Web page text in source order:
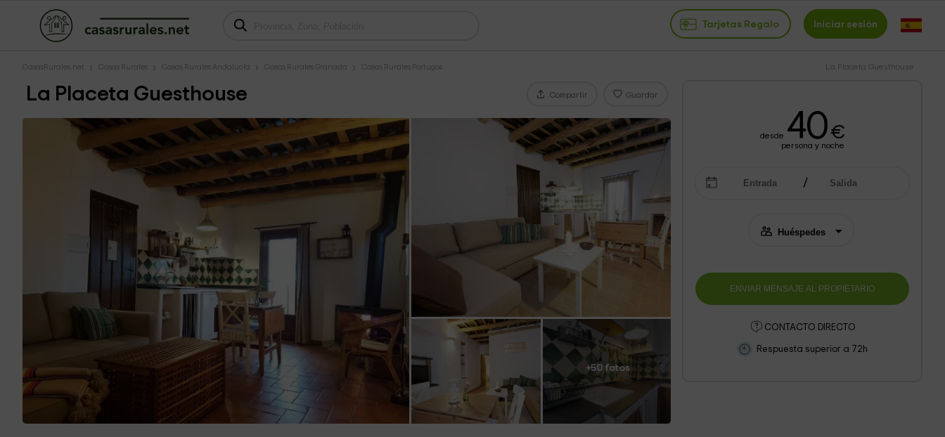
Tarjetas Regalo Iniciar sesión
CasasRurales.net Casas Rurales Casas Rurales Andalucía Casas Rurales Granada Casas Rurales Portugos La Placeta Guesthouse
La Placeta Guesthouse Compartir Guardar
+50 fotos
desde 40€
persona y noche
CONTACTO DIRECTO
Respuesta superior a 72h